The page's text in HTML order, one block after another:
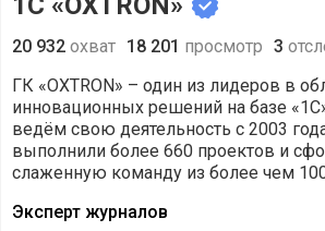
20 932 охват 18 201 просмотр 3
ГК «OXTRON» – один из лидеров в
инновационных решений на базе
ведём свою деятельность с 2003
выполнили более 660 проектов и
слаженную команду из более чем
Эксперт журналов